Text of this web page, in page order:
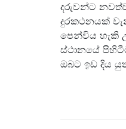
දරුවන්ට
දුරකථනයක්
පෙන්විය හැකි
ස්ථානයේ
ඔබට ඉඩ දිය